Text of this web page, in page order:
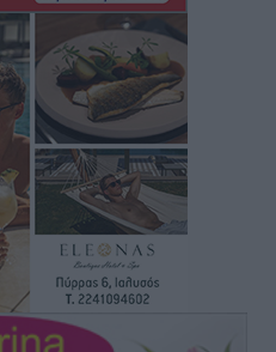
φερόμενος ως λογιστής
μεταξύ τους
με την οικογένεια
θανατηφόρου